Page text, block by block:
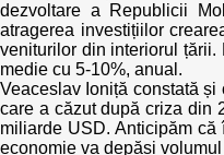
Inițiative în derulare
Inițiative desfășurate
Manual de proceduri
Bunele practici
Laborator sociometric
Transparența guvernării
dezvoltare a Republicii
atragerea investițiilor
veniturilor din interiorul țării.
medie cu 5-10%, anual.
Veaceslav Ioniță constată
care a căzut după criza din
miliarde USD. Anticipăm
economie va depăși